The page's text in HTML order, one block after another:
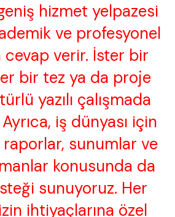
hizmet yelpazesi
ve profesyonel
verir. İster bir
bir tez ya da proje
yazılı çalışmada
Ayrıca, iş dünyası için
sunumlar ve
konusunda da
sunuyoruz. Her
ihtiyaçlarına özel